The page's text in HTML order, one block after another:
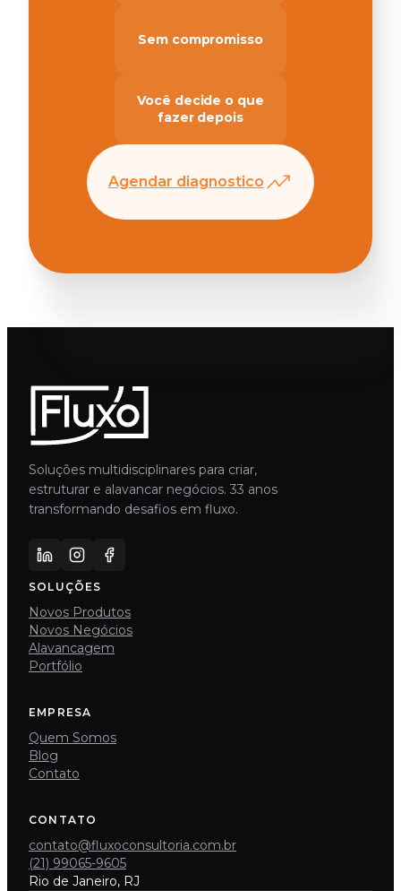
Sem compromisso
Você decide o que
fazer depois
Agendar diagnostico
Soluções multidisciplinares para criar,
estruturar e alavancar negócios. 33 anos
transformando desafios em fluxo.
SOLUÇÕES
Novos Produtos
Novos Negócios
Alavancagem
Portfólio
EMPRESA
Quem Somos
Blog
Contato
CONTATO
contato@fluxoconsultoria.com.br
(21) 99065-9605
Rio de Janeiro, RJ